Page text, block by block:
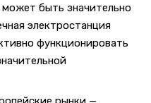
может быть значительно
электростанция
функционировать